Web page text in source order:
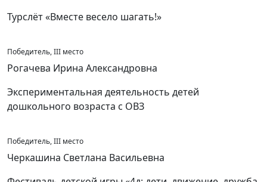
Турслёт «Вместе весело шагать!»
Победитель, III место
Рогачева Ирина Александровна
Экспериментальная деятельность детей
дошкольного возраста с ОВЗ
Победитель, III место
Черкашина Светлана Васильевна